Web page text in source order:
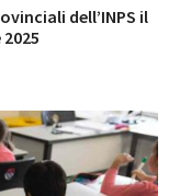
dell’INPS il